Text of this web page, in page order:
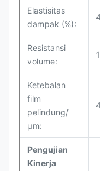
Elastisitas
dampak (%):
Resistansi
volume:
Ketebalan
film
pelindung/
µm:
Pengujian
Kinerja